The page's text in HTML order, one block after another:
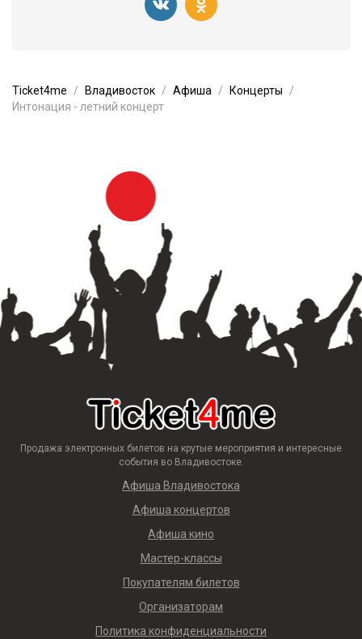
Ticket4me Владивосток Афиша
Концерты
Интонация - летний концерт
Продажа электронных билетов на крутые мероприятия и интересные
события во Владивостоке.
Афиша Владивостока
Афиша концертов
Афиша кино
Мастер-классы
Покупателям билетов
Организаторам
Политика конфиденциальности